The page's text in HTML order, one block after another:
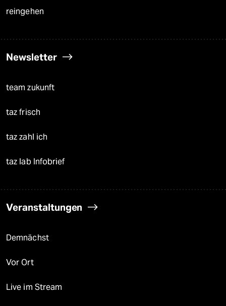
reingehen
Newsletter
team zukunft
taz frisch
taz zahl ich
taz lab Infobrief
Veranstaltungen
Demnächst
Vor Ort
Live im Stream